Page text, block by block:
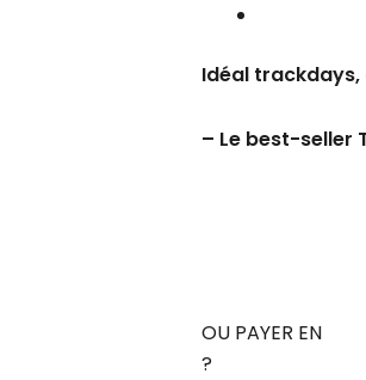
Idéal
– Le best-seller
OU PAYER EN
?
2.0
150cv